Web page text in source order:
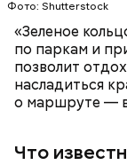
Фото: Shutterstock
«Зеленое
по паркам и
позволит
насладиться
о маршруте —
Что